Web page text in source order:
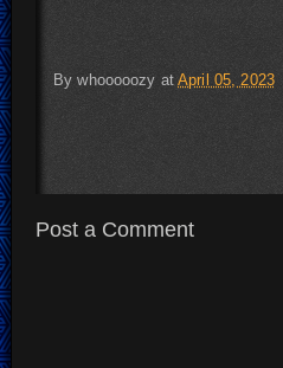
Bywhooooozy atApril 05, 2023
Post a Comment